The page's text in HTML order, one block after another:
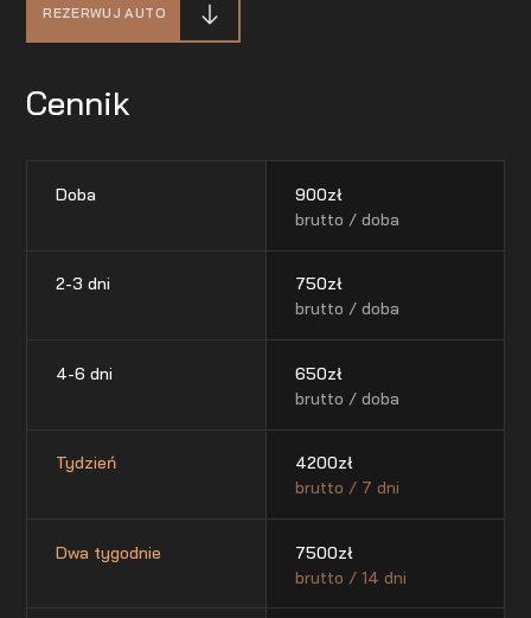
REZERWUJ AUTO
Cennik
Doba 900zł
brutto / doba
2-3 dni 750zł
brutto / doba
4-6 dni 650zł
brutto / doba
Tydzień 4200zł
brutto / 7 dni
Dwa tygodnie 7500zł
brutto / 14 dni